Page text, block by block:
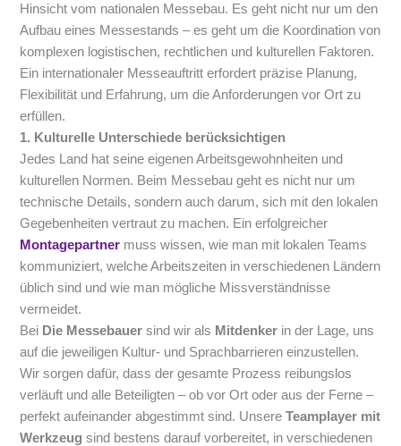
Hinsicht vom nationalen Messebau. Es geht nicht nur um den
Aufbau eines Messestands – es geht um die Koordination von
komplexen logistischen, rechtlichen und kulturellen Faktoren.
Ein internationaler Messeauftritt erfordert präzise Planung,
Flexibilität und Erfahrung, um die Anforderungen vor Ort zu
erfüllen.
1. Kulturelle Unterschiede berücksichtigen
Jedes Land hat seine eigenen Arbeitsgewohnheiten und
kulturellen Normen. Beim Messebau geht es nicht nur um
technische Details, sondern auch darum, sich mit den lokalen
Gegebenheiten vertraut zu machen. Ein erfolgreicher
Montagepartner muss wissen, wie man mit lokalen Teams
kommuniziert, welche Arbeitszeiten in verschiedenen Ländern
üblich sind und wie man mögliche Missverständnisse
vermeidet.
Bei Die Messebauer sind wir als Mitdenker in der Lage, uns
auf die jeweiligen Kultur- und Sprachbarrieren einzustellen.
Wir sorgen dafür, dass der gesamte Prozess reibungslos
verläuft und alle Beteiligten – ob vor Ort oder aus der Ferne –
perfekt aufeinander abgestimmt sind. UnsereTeamplayer mit
Werkzeug sind bestens darauf vorbereitet, in verschiedenen